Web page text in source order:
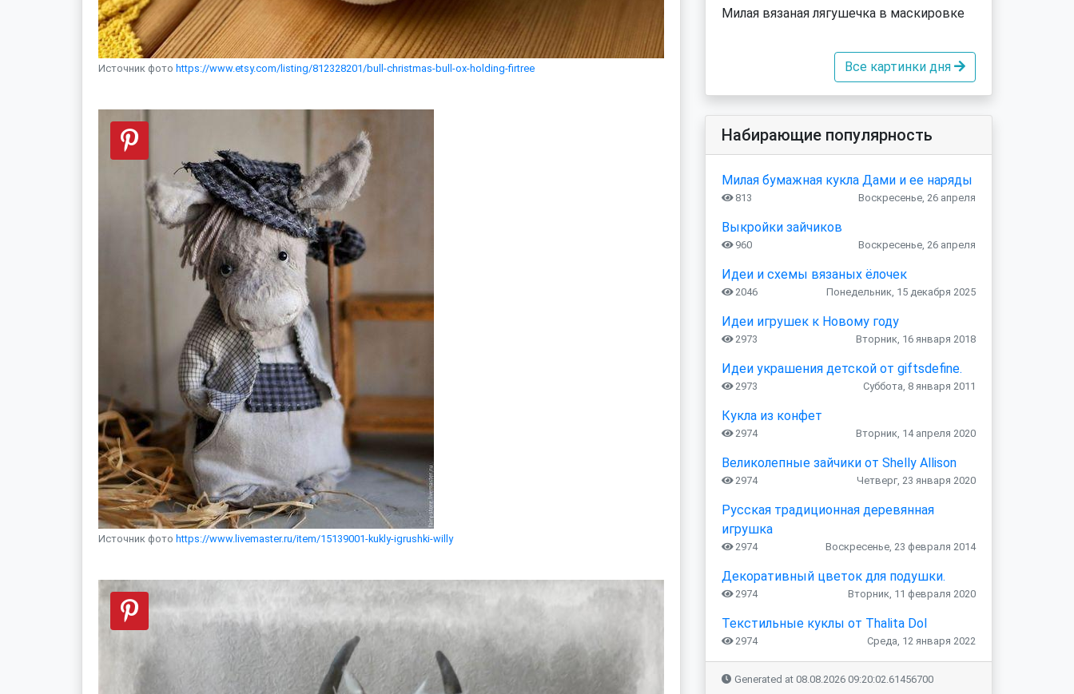
Источник фото https://www.etsy.com/listing/812328201/bull-christmas-bull-ox-holding-firtree
Источник фото https://www.livemaster.ru/item/15139001-kukly-igrushki-willy
Милая вязаная лягушечка в маскировке
Все картинки дня
Набирающие популярность
Милая бумажная кукла Дами и ее наряды
813 Воскресенье, 26 апреля
Выкройки зайчиков
960 Воскресенье, 26 апреля
Идеи и схемы вязаных ёлочек
2046 Понедельник, 15 декабря 2025
Идеи игрушек к Новому году
2973 Вторник, 16 января 2018
Идеи украшения детской от giftsdefine.
2973 Суббота, 8 января 2011
Кукла из конфет
2974 Вторник, 14 апреля 2020
Великолепные зайчики от Shelly Allison
2974 Четверг, 23 января 2020
Русская традиционная деревянная
игрушка
2974 Воскресенье, 23 февраля 2014
Декоративный цветок для подушки.
2974 Вторник, 11 февраля 2020
Текстильные куклы от Thalita Dol
2974 Среда, 12 января 2022
Generated at 08.08.2026 09:20:02.61456700